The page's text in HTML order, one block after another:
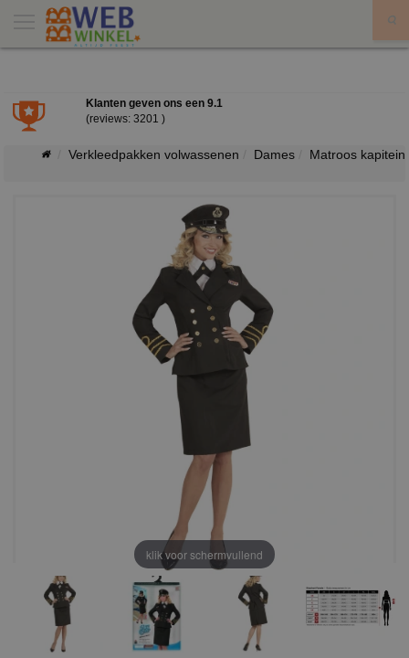
Klanten geven ons een 9.1
(reviews: 3201 )
Verkleedpakken volwassenen Dames Matroos kapitein
klik voor schermvullend